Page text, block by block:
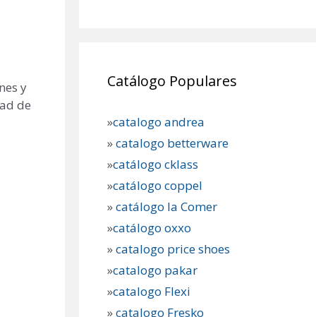
y
de
Catálogo Populares
»catalogo andrea
»catalogo betterware
»catálogo cklass
»catálogo coppel
»catálogo la Comer
»catálogo oxxo
»catalogo price shoes
»catalogo pakar
»catalogo Flexi
»catalogo Fresko